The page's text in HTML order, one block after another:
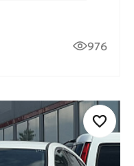
976